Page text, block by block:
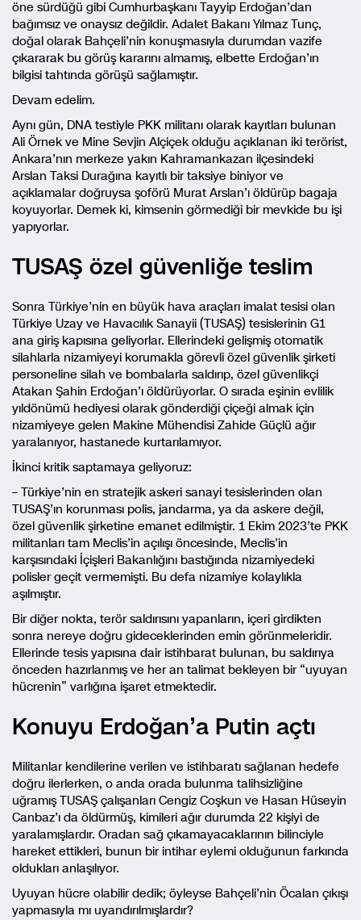
öne sürdüğü gibi Cumhurbaşkanı Tayyip Erdoğan’dan
bağımsız ve onaysız değildir. Adalet Bakanı Yılmaz Tunç,
doğal olarak Bahçeli’nin konuşmasıyla durumdan vazife
çıkararak bu görüş kararını almamış, elbette Erdoğan’ın
bilgisi tahtında görüşü sağlamıştır.
Devam edelim.
Aynı gün, DNA testiyle PKK militanı olarak kayıtları bulunan
Ali Örnek ve Mine Sevjin Alçiçek olduğu açıklanan iki terörist,
Ankara’nın merkeze yakın Kahramankazan ilçesindeki
Arslan Taksi Durağına kayıtlı bir taksiye biniyor ve
açıklamalar doğruysa şoförü Murat Arslan’ı öldürüp bagaja
koyuyorlar. Demek ki, kimsenin görmediği bir mevkide bu işi
yapıyorlar.
TUSAŞ özel güvenliğe teslim
Sonra Türkiye’nin en büyük hava araçları imalat tesisi olan
Türkiye Uzay ve Havacılık Sanayii (TUSAŞ) tesislerinin G1
ana giriş kapısına geliyorlar. Ellerindeki gelişmiş otomatik
silahlarla nizamiyeyi korumakla görevli özel güvenlik şirketi
personeline silah ve bombalarla saldırıp, özel güvenlikçi
Atakan Şahin Erdoğan’ı öldürüyorlar. O sırada eşinin evlilik
yıldönümü hediyesi olarak gönderdiği çiçeği almak için
nizamiyeye gelen Makine Mühendisi Zahide Güçlü ağır
yaralanıyor, hastanede kurtarılamıyor.
İkinci kritik saptamaya geliyoruz:
– Türkiye’nin en stratejik askeri sanayi tesislerinden olan
TUSAŞ’ın korunması polis, jandarma, ya da askere değil,
özel güvenlik şirketine emanet edilmiştir. 1 Ekim 2023’te PKK
militanları tam Meclis’in açılışı öncesinde, Meclis’in
karşısındaki İçişleri Bakanlığını bastığında nizamiyedeki
polisler geçit vermemişti. Bu defa nizamiye kolaylıkla
aşılmıştır.
Bir diğer nokta, terör saldırısını yapanların, içeri girdikten
sonra nereye doğru gideceklerinden emin görünmeleridir.
Ellerinde tesis yapısına dair istihbarat bulunan, bu saldırıya
önceden hazırlanmış ve her an talimat bekleyen bir “uyuyan
hücrenin” varlığına işaret etmektedir.
Konuyu Erdoğan’a Putin açtı
Militanlar kendilerine verilen ve istihbaratı sağlanan hedefe
doğru ilerlerken, o anda orada bulunma talihsizliğine
uğramış TUSAŞ çalışanları Cengiz Coşkun ve Hasan Hüseyin
Canbaz’ı da öldürmüş, kimileri ağır durumda 22 kişiyi de
yaralamışlardır. Oradan sağ çıkamayacaklarının bilinciyle
hareket ettikleri, bunun bir intihar eylemi olduğunun farkında
oldukları anlaşılıyor.
Uyuyan hücre olabilir dedik; öyleyse Bahçeli’nin Öcalan çıkışı
yapmasıyla mı uyandırılmışlardır?